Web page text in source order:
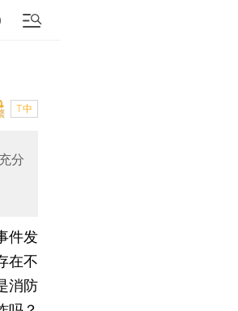
T中
分
件发
在不
消防